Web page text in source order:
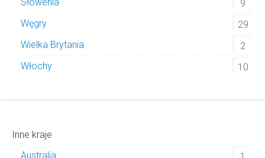
9
Węgry
29
Wielka Brytania
2
Włochy
10
Inne kraje
Australia